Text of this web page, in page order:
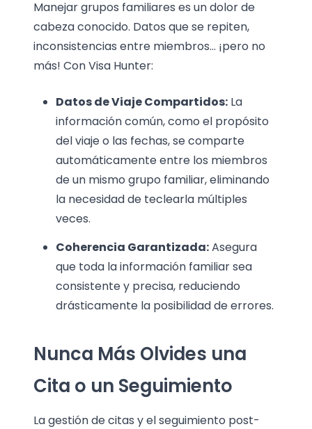
Manejar grupos familiares es un dolor de
cabeza conocido. Datos que se repiten,
inconsistencias entre miembros… ¡pero no
más! Con Visa Hunter:
Datos de Viaje Compartidos: La
información común, como el propósito
del viaje o las fechas, se comparte
automáticamente entre los miembros
de un mismo grupo familiar, eliminando
la necesidad de teclearla múltiples
veces.
Coherencia Garantizada:Asegura
que toda la información familiar sea
consistente y precisa, reduciendo
drásticamente la posibilidad de errores.
Nunca Más Olvides una
Cita o un Seguimiento
La gestión de citas y el seguimiento post-